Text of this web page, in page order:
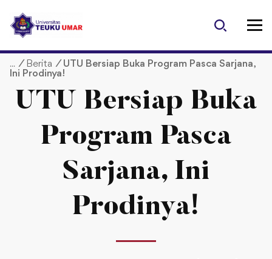
p
/ Berita / UTU Bersiap Buka Program Pasca Sarjana,
Ini Prodinya!
UTU Bersiap Buka
Program Pasca
Sarjana, Ini
Prodinya!